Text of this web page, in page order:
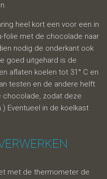
heel kort een voor een in
folie met de chocolade naar
nodig de onderkant ook
goed uitgehard is de
aflaten koelen tot 31° C en
testen en de andere helft
chocolade, zodat deze
Eventueel in de koelkast
met de thermometer de